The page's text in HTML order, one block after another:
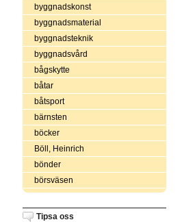
byggnadskonst
byggnadsmaterial
byggnadsteknik
byggnadsvård
bågskytte
båtar
båtsport
bärnsten
böcker
Böll, Heinrich
bönder
börsväsen
Tipsa oss